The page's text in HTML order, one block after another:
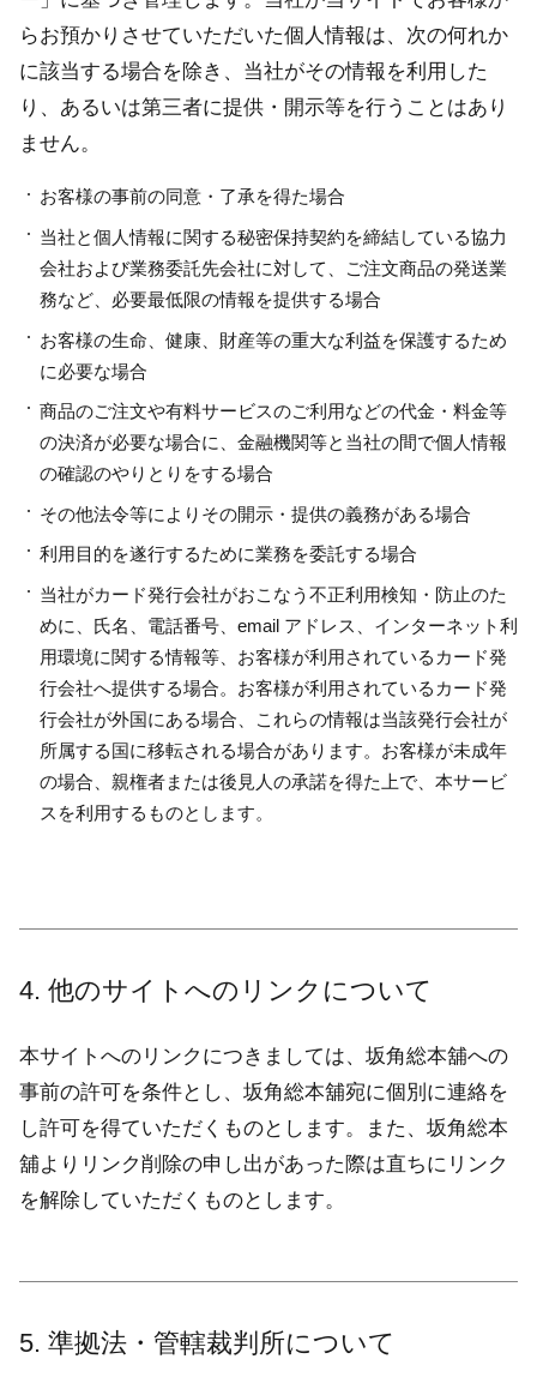
らお預かりさせていただいた個人情報は、次の何れか
に該当する場合を除き、当社がその情報を利用した
り、あるいは第三者に提供・開示等を行うことはあり
ません。
お客様の事前の同意・了承を得た場合
当社と個人情報に関する秘密保持契約を締結している協力
会社および業務委託先会社に対して、ご注文商品の発送業
務など、必要最低限の情報を提供する場合
お客様の生命、健康、財産等の重大な利益を保護するため
に必要な場合
商品のご注文や有料サービスのご利用などの代金・料金等
の決済が必要な場合に、金融機関等と当社の間で個人情報
の確認のやりとりをする場合
その他法令等によりその開示・提供の義務がある場合
利用目的を遂行するために業務を委託する場合
当社がカード発行会社がおこなう不正利用検知・防止のた
めに、氏名、電話番号、email アドレス、インターネット利
用環境に関する情報等、お客様が利用されているカード発
行会社へ提供する場合。お客様が利用されているカード発
行会社が外国にある場合、これらの情報は当該発行会社が
所属する国に移転される場合があります。お客様が未成年
の場合、親権者または後見人の承諾を得た上で、本サービ
スを利用するものとします。
4. 他のサイトへのリンクについて
本サイトへのリンクにつきましては、坂角総本舖への
事前の許可を条件とし、坂角総本舖宛に個別に連絡を
し許可を得ていただくものとします。また、坂角総本
舖よりリンク削除の申し出があった際は直ちにリンク
を解除していただくものとします。
5. 準拠法・管轄裁判所について